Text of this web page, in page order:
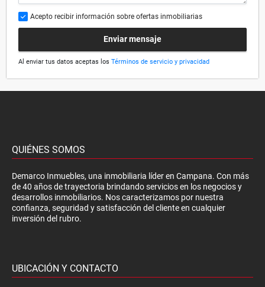
Acepto recibir información sobre ofertas inmobiliarias
Enviar mensaje
Al enviar tus datos aceptas los Términos de servicio y privacidad
QUIÉNES SOMOS
Demarco Inmuebles, una inmobiliaria líder en Campana. Con más
de 40 años de trayectoria brindando servicios en los negocios y
desarrollos inmobiliarios. Nos caracterizamos por nuestra
confianza, seguridad y satisfacción del cliente en cualquier
inversión del rubro.
UBICACIÓN Y CONTACTO